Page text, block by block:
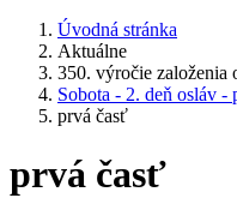
Úvodná stránka
Aktuálne
350. výročie založenia
Sobota - 2. deň osláv -
prvá časť
prvá časť